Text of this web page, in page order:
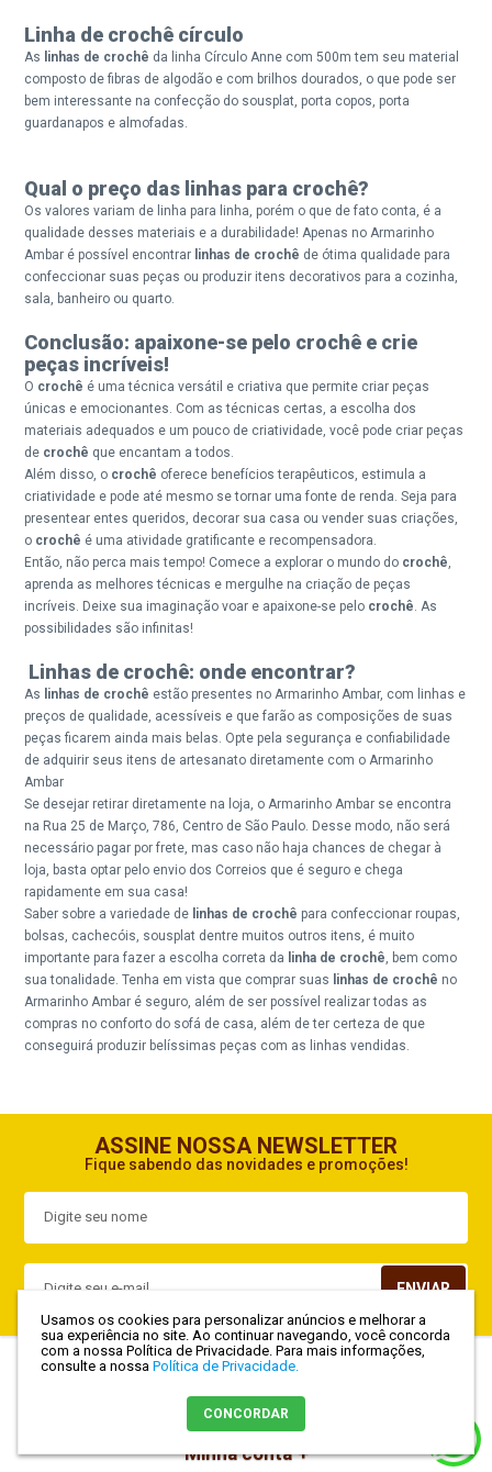
Usamos os cookies para personalizar anúncios e melhorar a
sua experiência no site. Ao continuar navegando, você concorda
com a nossa Política de Privacidade. Para mais informações,
consulte a nossa Política de Privacidade.
CONCORDAR
Linha de crochê círculo
As linhas de crochê da linha Círculo Anne com 500m tem seu material
composto de fibras de algodão e com brilhos dourados, o que pode ser
bem interessante na confecção do sousplat, porta copos, porta
guardanapos e almofadas.
Qual o preço das linhas para crochê?
Os valores variam de linha para linha, porém o que de fato conta, é a
qualidade desses materiais e a durabilidade! Apenas no Armarinho
Ambar é possível encontrar linhas de crochê de ótima qualidade para
confeccionar suas peças ou produzir itens decorativos para a cozinha,
sala, banheiro ou quarto.
Conclusão: apaixone-se pelo crochê e crie
peças incríveis!
O crochê é uma técnica versátil e criativa que permite criar peças
únicas e emocionantes. Com as técnicas certas, a escolha dos
materiais adequados e um pouco de criatividade, você pode criar peças
de crochê que encantam a todos.
Além disso, o crochê oferece benefícios terapêuticos, estimula a
criatividade e pode até mesmo se tornar uma fonte de renda. Seja para
presentear entes queridos, decorar sua casa ou vender suas criações,
o crochê é uma atividade gratificante e recompensadora.
Então, não perca mais tempo! Comece a explorar o mundo do crochê,
aprenda as melhores técnicas e mergulhe na criação de peças
incríveis. Deixe sua imaginação voar e apaixone-se pelo crochê. As
possibilidades são infinitas!
Linhas de crochê: onde encontrar?
As linhas de crochê estão presentes no Armarinho Ambar, com linhas e
preços de qualidade, acessíveis e que farão as composições de suas
peças ficarem ainda mais belas. Opte pela segurança e confiabilidade
de adquirir seus itens de artesanato diretamente com o Armarinho
Ambar
Se desejar retirar diretamente na loja, o Armarinho Ambar se encontra
na Rua 25 de Março, 786, Centro de São Paulo. Desse modo, não será
necessário pagar por frete, mas caso não haja chances de chegar à
loja, basta optar pelo envio dos Correios que é seguro e chega
rapidamente em sua casa!
Saber sobre a variedade de linhas de crochê para confeccionar roupas,
bolsas, cachecóis, sousplat dentre muitos outros itens, é muito
importante para fazer a escolha correta da linha de crochê, bem como
sua tonalidade. Tenha em vista que comprar suas linhas de crochê no
Armarinho Ambar é seguro, além de ser possível realizar todas as
compras no conforto do sofá de casa, além de ter certeza de que
conseguirá produzir belíssimas peças com as linhas vendidas.
ASSINE NOSSA NEWSLETTER
Fique sabendo das novidades e promoções!
ENVIAR
Institucional
Dúvidas
Minha conta